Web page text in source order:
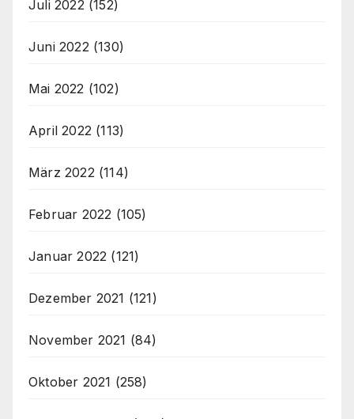
Juli 2022 (152)
Juni 2022 (130)
Mai 2022 (102)
April 2022 (113)
März 2022 (114)
Februar 2022 (105)
Januar 2022 (121)
Dezember 2021 (121)
November 2021 (84)
Oktober 2021 (258)